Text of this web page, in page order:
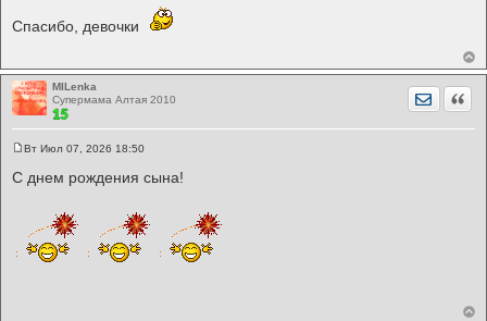
б
н
и
е
Спасибо, девочки
MILenka
Супермама Алтая 2010
о
н
и
Вт Июл 07, 2026 18:50
С днем рождения сына!